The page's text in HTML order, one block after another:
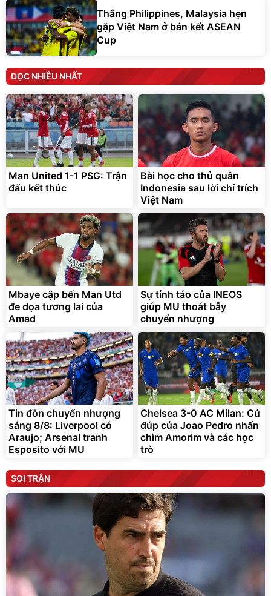
Thắng Philippines, Malaysia hẹn
gặp Việt Nam ở bán kết ASEAN
Cup
ĐỌC NHIỀU NHẤT
Man United 1-1 PSG: Trận
đấu kết thúc
Bài học cho thủ quân
Indonesia sau lời chỉ trích
Việt Nam
Mbaye cập bến Man Utd
đe dọa tương lai của
Amad
Sự tỉnh táo của INEOS
giúp MU thoát bẫy
chuyển nhượng
Tin đồn chuyển nhượng
sáng 8/8: Liverpool có
Araujo; Arsenal tranh
Esposito với MU
Chelsea 3-0 AC Milan: Cú
đúp của Joao Pedro nhấn
chìm Amorim và các học
trò
SOI TRẬN